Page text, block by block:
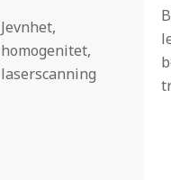
Jevnhet,
homogenitet,
laserscanning